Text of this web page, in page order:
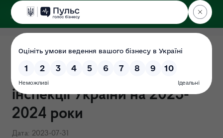
ДЕРЖЕКОІНСПЕКЦІЯ
Антикорупційна програма
Державної екологічної
інспекції України на 2023-
2024 роки
Дата: 2023-07-31